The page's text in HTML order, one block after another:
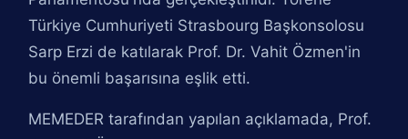
Türkiye Cumhuriyeti Strasbourg Başkonsolosu
Sarp Erzi de katılarak Prof. Dr. Vahit Özmen'in
bu önemli başarısına eşlik etti.
MEMEDER tarafından yapılan açıklamada, Prof.